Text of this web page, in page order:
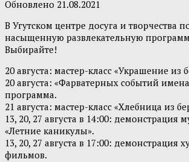
Обновлено 21.08.2021
В Угутском центре досуга и творчества
насыщенную развлекательную
Выбирайте!
20 августа: мастер-класс «Украшение из
20 августа: «Фарватерных событий
программа.
21 августа: мастер-класс «Хлебница из
13, 20, 27 августа в 14:00: демонстрация
«Летние каникулы».
13, 20, 27 августа в 17:00: демонстрация
фильмов.